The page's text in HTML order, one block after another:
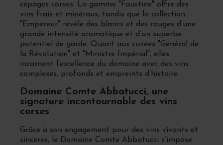
cépages corses. La gamme "Faustine" offre des
vins frais et minéraux, tandis que la collection
"Empereur" révèle des blancs et des rouges d’une
grande intensité aromatique et d’un superbe
potentiel de garde. Quant aux cuvées "Général de
la Révolution" et "Ministre Impérial", elles
incarnent l’excellence du domaine avec des vins
complexes, profonds et empreints d’histoire.
Domaine Comte Abbatucci, une
signature incontournable des vins
corses
Grâce à son engagement pour des vins vivants et
sincères, le Domaine Comte Abbatucci s’impose